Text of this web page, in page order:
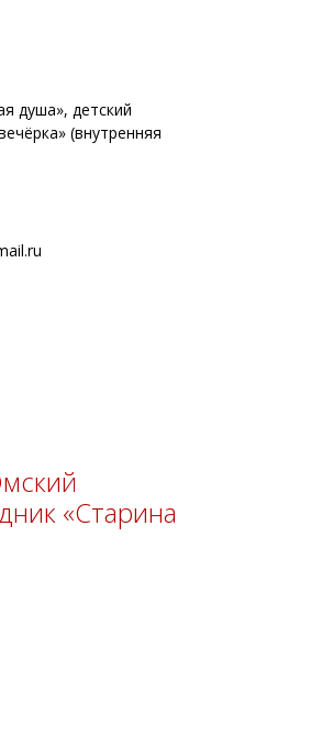
душа», детский
(внутренняя
«Старина